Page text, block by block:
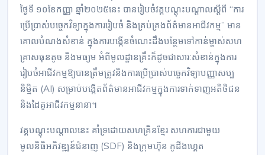
ថ្ងៃទី ១០ខែកញ្ញា ឆ្នាំ២០២៥នេះ បានរៀបចំវគ្គបណ្តុះបណ្តាលស្តីពី “ការ
ប្រើប្រាស់បច្ចេកវិទ្យាក្នុងការរៀបចំ និងគ្រប់គ្រងព័ត៌មានអាជីវកម្ម” មាន
គោលបំណងសំខាន់ ក្នុងការបង្កើនចំណេះដឹងបន្ថែមទៅកាន់ម្ចាស់សហ
គ្រាសធុនតូច និងមធ្យម អំពីមូលដ្ឋានគ្រឹះក៏ដូចជាសារៈសំខាន់ក្នុងការ
រៀបចំអាជីវកម្មឱ្យបានត្រឹមត្រូវនិងការប្រើប្រាស់បច្ចេកវិទ្យាបញ្ញាសប្ប
និម្មិត (AI) សម្រាប់បង្កើតព័ត៌មានអាជីវកម្មក្នុងការទាក់ទាញអតិថិជន
និងដៃគូអាជីវកម្មនានា។
វគ្គបណ្តុះបណ្តាលនេះ គាំទ្រដោយសហគ្រិនខ្មែរ សហការជាមួយ
មូលនិធិអភិវឌ្ឍន៍ជំនាញ (SDF) និងក្រុមហ៊ុន កូដីងហ្គេត